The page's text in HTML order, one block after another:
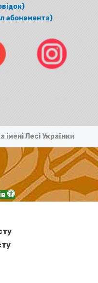
абонемента)
імені Лесі Українки